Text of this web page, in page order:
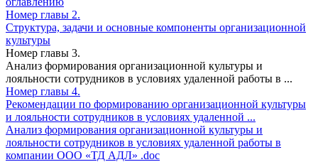
Номер главы 2.
Структура, задачи и основные компоненты организационной
культуры
Номер главы 3.
Анализ формирования организационной культуры и
лояльности сотрудников в условиях удаленной работы в ...
Номер главы 4.
Рекомендации по формированию организационной культуры
и лояльности сотрудников в условиях удаленной ...
Анализ формирования организационной культуры и
лояльности сотрудников в условиях удаленной работы в
компании ООО «ТД АДЛ» .doc